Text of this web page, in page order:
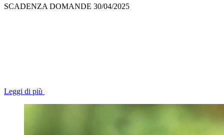
SCADENZA DOMANDE 30/04/2025
Leggi di più